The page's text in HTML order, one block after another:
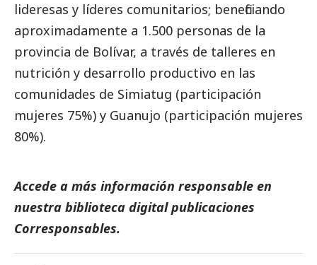
lideresas y líderes comunitarios; beneficiando
aproximadamente a 1.500 personas de la
provincia de Bolívar, a través de talleres en
nutrición y desarrollo productivo en las
comunidades de Simiatug (participación
mujeres 75%) y Guanujo (participación mujeres
80%).
Accede a más información responsable en
nuestra biblioteca digitalpublicaciones
Corresponsables.